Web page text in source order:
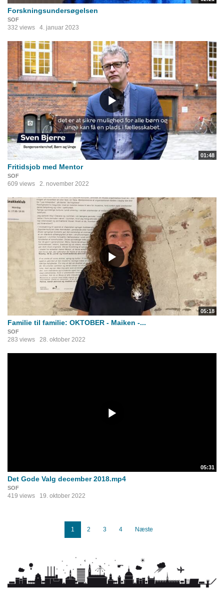
Forskningsundersøgelsen
SOF
332 views 4. januar 2023
01:48
Fritidsjob med Mentor
SOF
609 views 2. november 2022
05:18
Familie til familie: OKTOBER - Maiken -...
SOF
283 views 28. oktober 2022
05:31
Det Gode Valg december 2018.mp4
SOF
419 views 19. oktober 2022
1 2 3 4 Næste